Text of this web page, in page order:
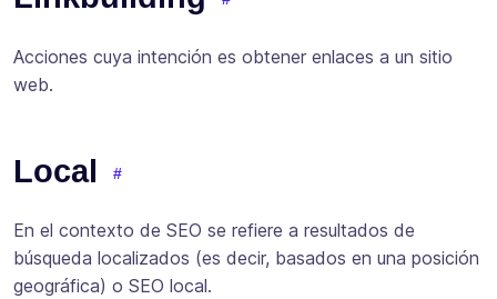
Acciones cuya intención es obtener enlaces a un sitio
web.
Local
En el contexto de SEO se refiere a resultados de
búsqueda localizados (es decir, basados ​​en una posición
geográfica) o SEO local.